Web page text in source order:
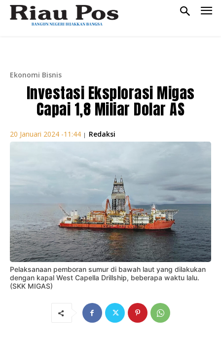
Ekonomi Bisnis
Investasi Eksplorasi Migas
Capai 1,8 Miliar Dolar AS
20 Januari 2024 -11:44 | Redaksi
Pelaksanaan pemboran sumur di bawah laut yang dilakukan
dengan kapal West Capella Drillship, beberapa waktu lalu.
(SKK MIGAS)